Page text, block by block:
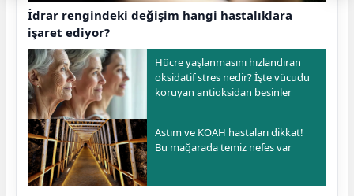
İdrar rengindeki değişim hangi hastalıklara
işaret ediyor?
Hücre yaşlanmasını hızlandıran
oksidatif stres nedir? İşte vücudu
koruyan antioksidan besinler
Astım ve KOAH hastaları dikkat!
Bu mağarada temiz nefes var